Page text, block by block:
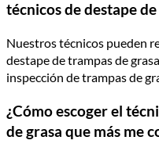
técnicos de destape
Nuestros técnicos pueden
destape de trampas de
inspección de trampas de
¿Cómo escoger el
de grasa que más me